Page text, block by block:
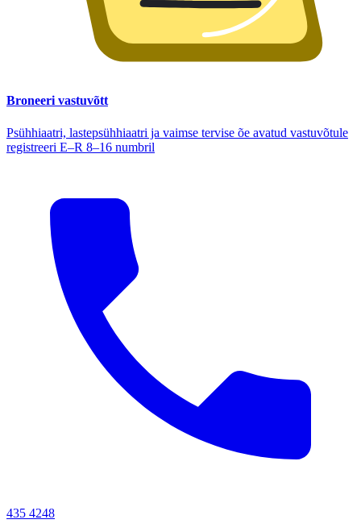
Broneeri vastuvõtt
Psühhiaatri, lastepsühhiaatri ja vaimse tervise õe avatud vastuvõtule
registreeri E–R 8–16 numbril
435 4248